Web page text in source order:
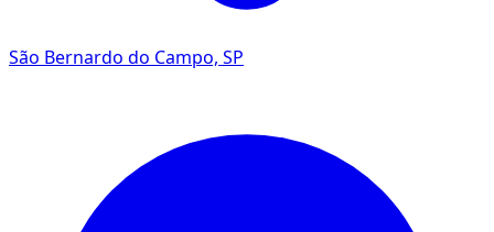
São Bernardo do Campo, SP